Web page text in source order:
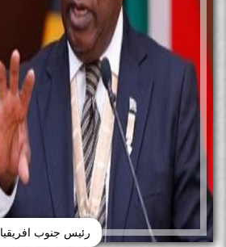
رئيس جنوب افريقيا